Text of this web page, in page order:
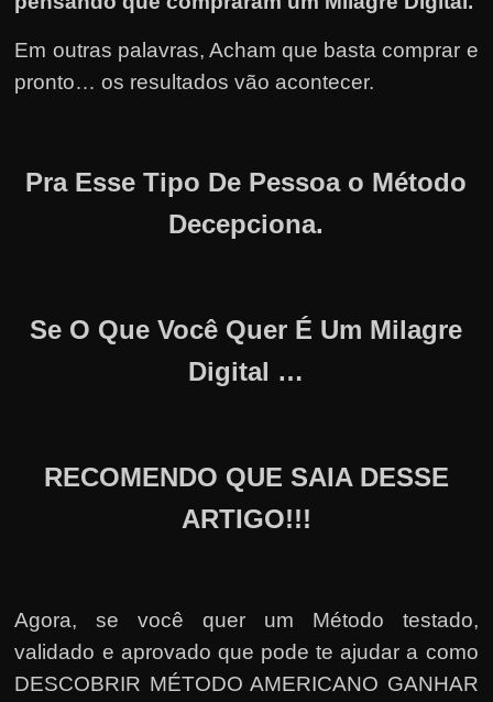
Em outras palavras, Acham que basta comprar e
pronto… os resultados vão acontecer.
Pra Esse Tipo De Pessoa o Método
Decepciona.
Se O Que Você Quer É Um Milagre
Digital …
RECOMENDO QUE SAIA DESSE
ARTIGO!!!
Agora, se você quer um Método testado,
validado e aprovado que pode te ajudar a como
DESCOBRIR MÉTODO AMERICANO GANHAR